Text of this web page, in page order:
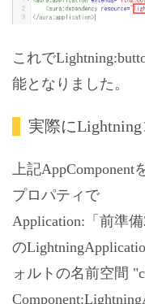
これで
能となりました。
実際に
上記AppComponent
プロパティで
Application:「前準
の
ォルトの名前空間